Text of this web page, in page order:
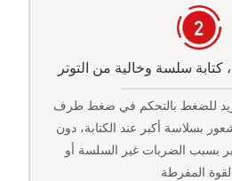
كتابة سلسة وخالية من التوتر
للضغط بالتحكم في ضغط طرف
بسلاسة أكبر عند الكتابة، دون
بسبب الضربات غير السلسة أو